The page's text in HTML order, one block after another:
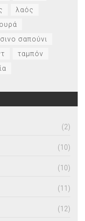
λαός
ουρά
σαπούνι
ταμπόν
(2)
(10)
(10)
(11)
(12)